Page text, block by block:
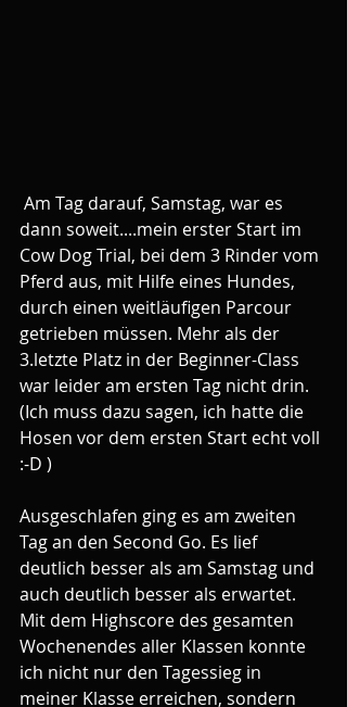
dann soweit....mein erster Start im
Cow Dog Trial, bei dem 3 Rinder vom
Pferd aus, mit Hilfe eines Hundes,
durch einen weitläufigen Parcour
getrieben müssen. Mehr als der
3.letzte Platz in der Beginner-Class
war leider am ersten Tag nicht drin.
(Ich muss dazu sagen, ich hatte die
Hosen vor dem ersten Start echt voll
:-D )
Ausgeschlafen ging es am zweiten
Tag an den Second Go. Es lief
deutlich besser als am Samstag und
auch deutlich besser als erwartet.
Mit dem Highscore des gesamten
Wochenendes aller Klassen konnte
ich nicht nur den Tagessieg in
meiner Klasse erreichen, sondern